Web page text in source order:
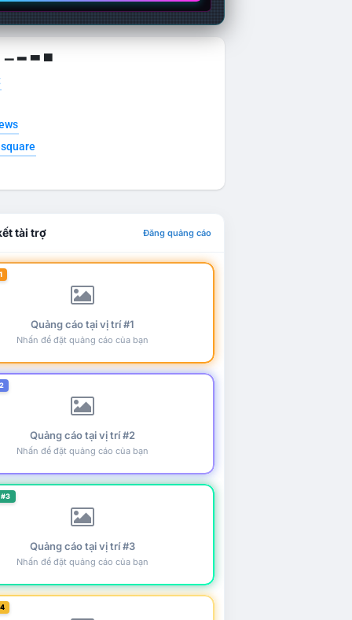
▁ ▂ ▃ ▄
tài trợ Đăng quảng cáo
Quảng cáo tại vị trí #1
Nhấn để đặt quảng cáo của bạn
Quảng cáo tại vị trí #2
Nhấn để đặt quảng cáo của bạn
Quảng cáo tại vị trí #3
Nhấn để đặt quảng cáo của bạn